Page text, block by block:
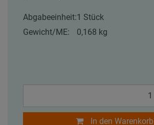
Abgabeeinheit:1 Stück
Gewicht/ME:
0,168 kg
In den Warenkorb